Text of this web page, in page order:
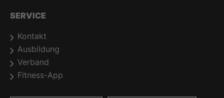
SERVICE
Kontakt
Ausbildung
Verband
Fitness-App